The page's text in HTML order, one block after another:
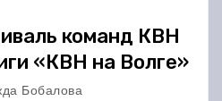
команд КВН
«КВН на Волге»
Бобалова